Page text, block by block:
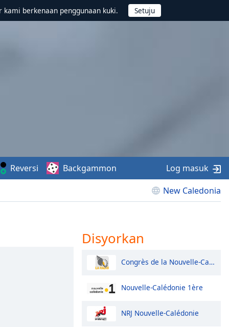
berkenaan penggunaan kuki.
New Caledonia
Reversi Backgammon Log masuk
Disyorkan
Congrès de la Nouvelle-Calédonie
Nouvelle-Calédonie 1ère
NRJ Nouvelle-Calédonie